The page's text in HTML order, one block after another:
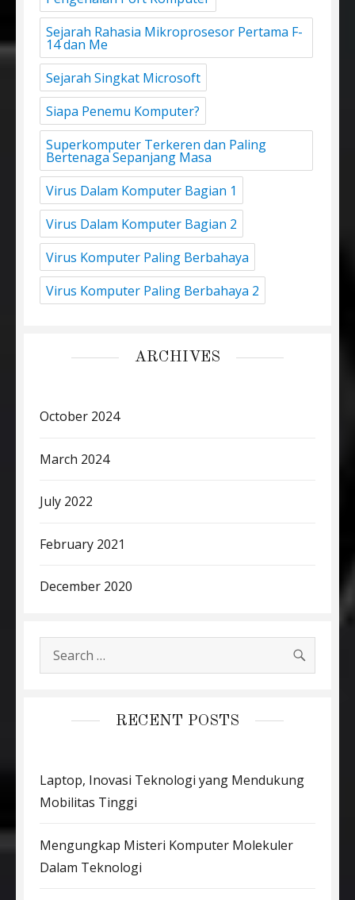
Sejarah Rahasia Mikroprosesor Pertama F-
14 dan Me
Sejarah Singkat Microsoft
Siapa Penemu Komputer?
Superkomputer Terkeren dan Paling
Bertenaga Sepanjang Masa
Virus Dalam Komputer Bagian 1
Virus Dalam Komputer Bagian 2
Virus Komputer Paling Berbahaya
Virus Komputer Paling Berbahaya 2
ARCHIVES
October 2024
March 2024
July 2022
February 2021
December 2020
Search
for:
RECENT POSTS
Laptop, Inovasi Teknologi yang Mendukung
Mobilitas Tinggi
Mengungkap Misteri Komputer Molekuler
Dalam Teknologi